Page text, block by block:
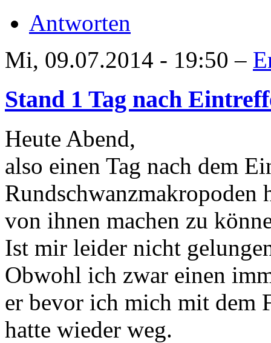
Antworten
Mi, 09.07.2014 - 19:50 –
Stand 1 Tag nach
Heute Abend,
also einen Tag nach dem
von ihnen machen zu
Ist mir leider nicht
Obwohl ich zwar einen
er bevor ich mich mit dem
hatte wieder weg.